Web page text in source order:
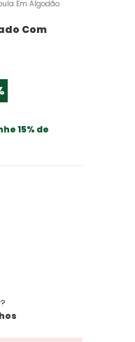
Em Algodão
Com
15% de